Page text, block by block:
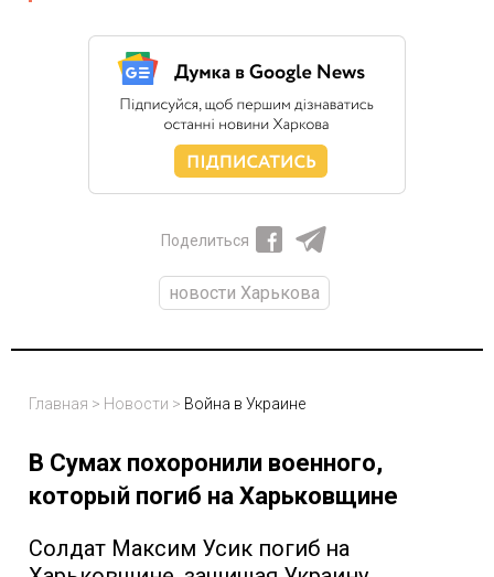
Поделиться
новости Харькова
Главная > Новости > Война в Украине
В Сумах похоронили военного,
который погиб на Харьковщине
Солдат Максим Усик погиб на